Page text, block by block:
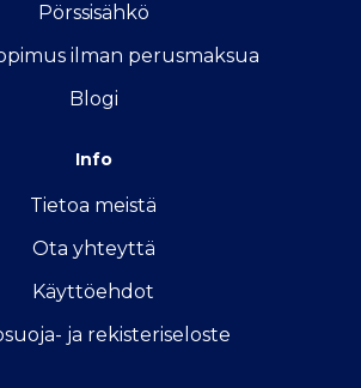
Pörssisähkö
ilman perusmaksua
Blogi
Info
Tietoa meistä
Ota yhteyttä
Käyttöehdot
ja rekisteriseloste